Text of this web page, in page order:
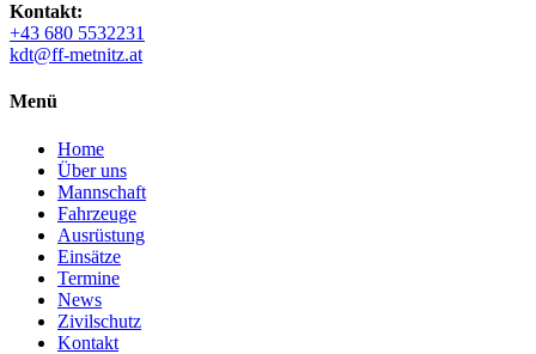
Kontakt:
+43 680 5532231
kdt@ff-metnitz.at
Menü
Home
Über uns
Mannschaft
Fahrzeuge
Ausrüstung
Einsätze
Termine
News
Zivilschutz
Kontakt